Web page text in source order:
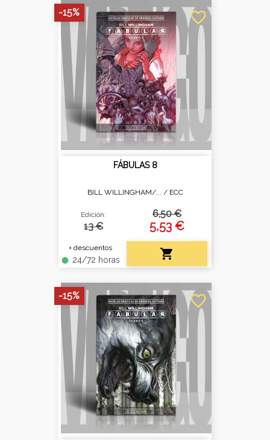
FÁBULAS 8
BILL WILLINGHAM/... / ECC
Edición:
13 €
+ descuentos
fiber_manual_record 24/72 horas
6,50 €
5,53 €

favorite_border
-15%
favorite_border
-15%